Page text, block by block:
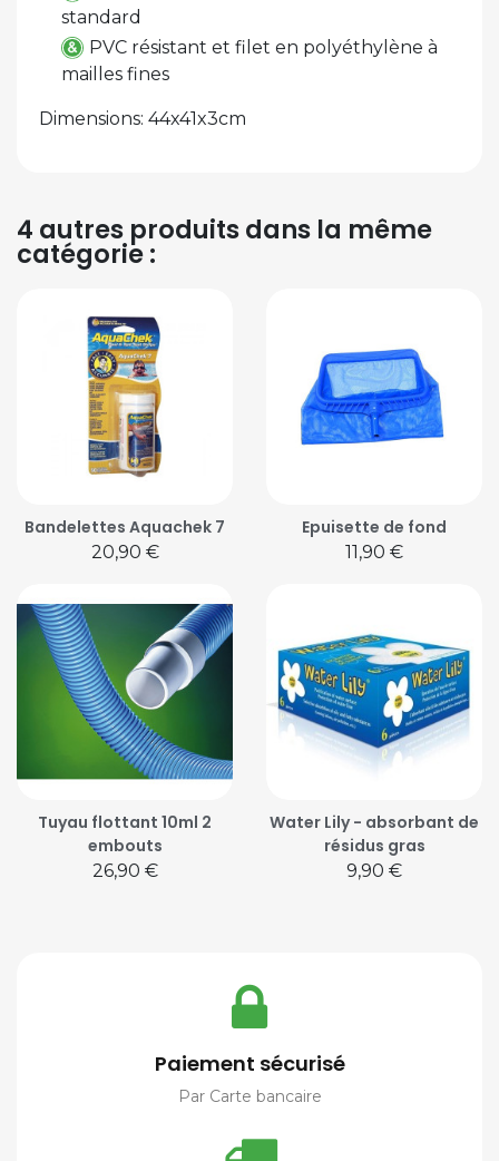
standard
PVC résistant et filet en polyéthylène à
mailles fines
Dimensions: 44x41x3cm
4 autres produits dans la même
catégorie :
Bandelettes Aquachek 7
Prix
20,90 €
Epuisette de fond
Prix
11,90 €
Tuyau flottant 10ml 2
embouts
Prix
26,90 €
Water Lily - absorbant de
résidus gras
Prix
9,90 €
Paiement sécurisé
Par Carte bancaire